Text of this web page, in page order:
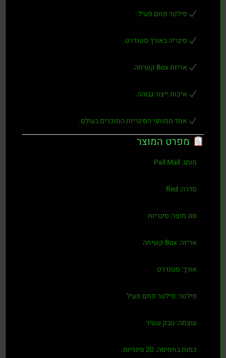
פילטר פחם פעיל.
סיגריה באורך סטנדרט.
אריזת Box קשיחה.
איכות ייצור גבוהה.
אחד ממותגי הסיגריות המוכרים בעולם.
מפרט המוצר
מותג:Pall Mall
סדרה:Red
סוג מוצר:סיגריות
אריזה:Box קשיחה
אורך:סטנדרט
פילטר:פילטר פחם פעיל
עוצמה:טבק עשיר
כמות בחפיסה:20 סיגריות